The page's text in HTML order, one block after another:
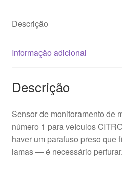
Descrição
Informação adicional
Descrição
Sensor de monitoramento de
número 1 para veículos
haver um parafuso preso que
lamas — é necessário perfurar.